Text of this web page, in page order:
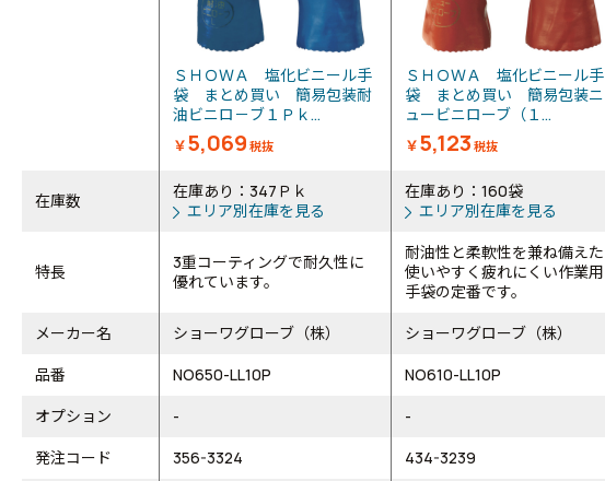
ＳＨＯＷＡ 塩化ビニール手
袋 まとめ買い 簡易包装耐
油ビニロ－ブ１Ｐｋ...
￥5,069 税抜
ＳＨＯＷＡ 塩化ビニール手
袋 まとめ買い 簡易包装ニ
ュービニローブ（１...
￥5,123 税抜
在庫数
在庫あり：347Ｐｋ
エリア別在庫を見る
在庫あり：160袋
エリア別在庫を見る
特長
3重コーティングで耐久性に
優れています。
耐油性と柔軟性を兼ね備えた
使いやすく疲れにくい作業用
手袋の定番です。
メーカー名 ショーワグローブ（株） ショーワグローブ（株）
品番
NO650-LL10P NO610-LL10P
オプション
- -
発注コード
356-3324 434-3239